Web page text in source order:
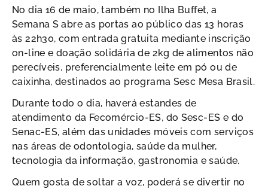
No dia 16 de maio, também no Ilha Buffet, a
Semana S abre as portas ao público das 13 horas
às 22h30, com entrada gratuita mediante inscrição
on-line e doação solidária de 2kg de alimentos não
perecíveis, preferencialmente leite em pó ou de
caixinha, destinados ao programa Sesc Mesa Brasil.
Durante todo o dia, haverá estandes de
atendimento da Fecomércio-ES, do Sesc-ES e do
Senac-ES, além das unidades móveis com serviços
nas áreas de odontologia, saúde da mulher,
tecnologia da informação, gastronomia e saúde.
Quem gosta de soltar a voz, poderá se divertir no